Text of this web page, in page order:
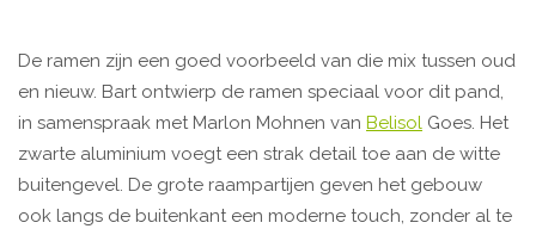
De ramen zijn een goed voorbeeld van die mix tussen oud
en nieuw. Bart ontwierp de ramen speciaal voor dit pand,
in samenspraak met Marlon Mohnen van Belisol Goes. Het
zwarte aluminium voegt een strak detail toe aan de witte
buitengevel. De grote raampartijen geven het gebouw
ook langs de buitenkant een moderne touch, zonder al te